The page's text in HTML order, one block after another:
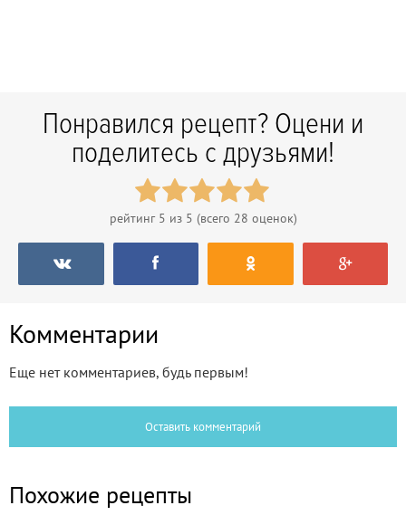
Понравился рецепт? Оцени и
поделитесь с друзьями!
рейтинг 5 из 5 (всего 28 оценок)
Комментарии
Еще нет комментариев, будь первым!
Оставить комментарий
Похожие рецепты